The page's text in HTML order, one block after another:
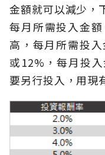
金額就可以減少，
每月所需投入金
高，每月所需投
或12%，每月投
要另行投入，用現